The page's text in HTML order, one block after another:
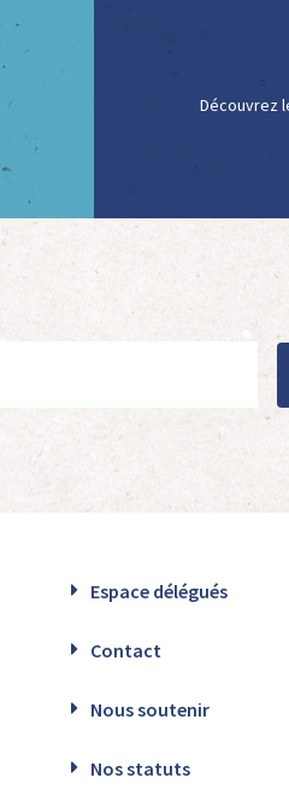
Découvrez
Espace délégués
Contact
Nous soutenir
Nos statuts